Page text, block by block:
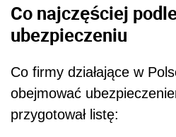
Co najczęściej
ubezpieczeniu
Co firmy działające w
obejmować
przygotował listę: